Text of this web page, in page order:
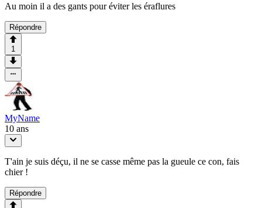
Au moin il a des gants pour éviter les éraflures
Répondre
1
MyName
10 ans
T'ain je suis déçu, il ne se casse même pas la gueule ce con, fais
chier !
Répondre